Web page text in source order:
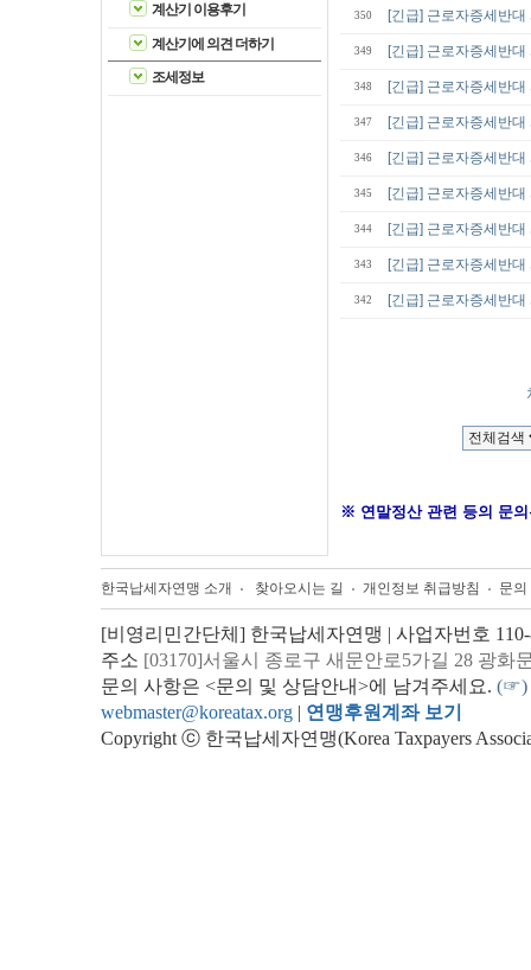
계산기 이용후기
계산기에 의견 더하기
조세정보
350 [긴급] 근로자증세반
349 [긴급] 근로자증세반
348 [긴급] 근로자증세반
347 [긴급] 근로자증세반
346 [긴급] 근로자증세반
345 [긴급] 근로자증세반
344 [긴급] 근로자증세반
343 [긴급] 근로자증세반
342 [긴급] 근로자증세반
※ 연말정산 관련 등의 문
한국납세자연맹 소개 찾아오시는 길 개인정보 취급방침 문
[비영리민간단체] 한국납세자연맹 | 사업자번호
주소 [03170]서울시 종로구 새문안로5가길 28 광화
문의 사항은 <문의 및 상담안내>에 남겨주세요. (☞)
webmaster@koreatax.org | 연맹후원계좌 보기
Copyright ⓒ 한국납세자연맹(Korea Taxpayers